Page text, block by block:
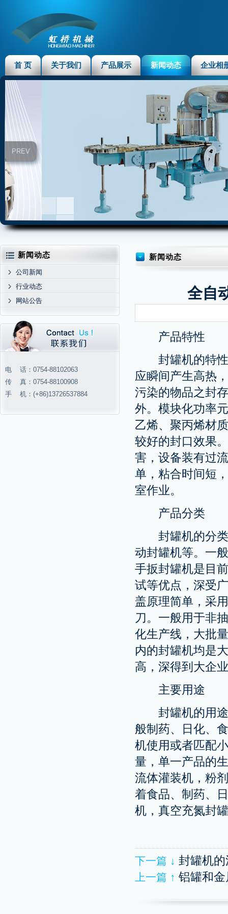
首 页 关于我们 产品展示 新闻动态 企业相
PREV
新闻动态
公司新闻
行业动态
网站公告
电 话：0754-88102063
传 真：0754-88100908
手 机：(+86)13726537884
新闻动态
全自
产品特性
封罐机的特性
应瞬间产生高热
污染的物品之封
外。模块化功率
乙烯、聚丙烯材
较好的封口效果
害，设备装有过
单，粘合时间短
室作业。
产品分类
封罐机的分类
动封罐机等。一
手扳封罐机是目
试等优点，深受
盖原理简单，采
刀。一般用于非
化生产线，大批
内的封罐机均是
高，深得到大企
主要用途
封罐机的用途
般制药、日化、
机使用或者匹配
量，单一产品的
流体灌装机，粉
着食品、制药、
机，真空充氮封
下一篇 ↓ 封罐机
上一篇 ↑ 铝罐和